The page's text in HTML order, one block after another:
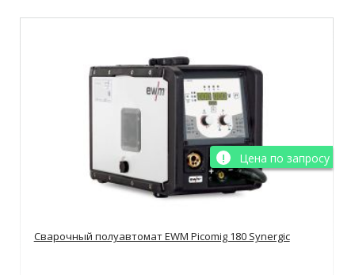
Цена по запросу
Сварочный полуавтомат EWM Picomig 180 Synergic